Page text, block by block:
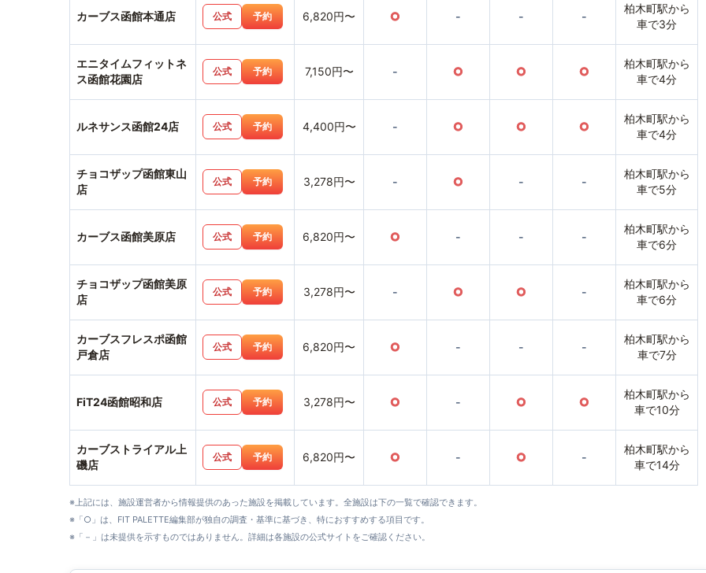
カーブス函館本通店 公式 予約 6,820円〜 ○ - - -
柏木町駅から
車で3分
エニタイムフィットネ
ス函館花園店
公式 予約 7,150円〜 - ○ ○ ○
柏木町駅から
車で4分
ルネサンス函館24店 公式 予約 4,400円〜 - ○ ○ ○
柏木町駅から
車で4分
チョコザップ函館東山
店
公式 予約 3,278円〜 - ○ - -
柏木町駅から
車で5分
カーブス函館美原店 公式 予約 6,820円〜 ○ - - -
柏木町駅から
車で6分
チョコザップ函館美原
店
公式 予約 3,278円〜 - ○ ○ -
柏木町駅から
車で6分
カーブスフレスポ函館
戸倉店
公式 予約 6,820円〜 ○ - - -
柏木町駅から
車で7分
FiT24函館昭和店 公式 予約 3,278円〜 ○ - ○ ○
柏木町駅から
車で10分
カーブストライアル上
磯店
公式 予約 6,820円〜 ○ - ○ -
柏木町駅から
車で14分
※上記には、施設運営者から情報提供のあった施設を掲載しています。全施設は下の一覧で確認できます。
※「○」は、FIT PALETTE編集部が独自の調査・基準に基づき、特におすすめする項目です。
※「－」は未提供を示すものではありません。詳細は各施設の公式サイトをご確認ください。